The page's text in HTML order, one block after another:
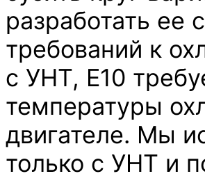
разработать ее
требований к
с УНТ, E10
температуры
двигателе. Мы
только с УНТ и